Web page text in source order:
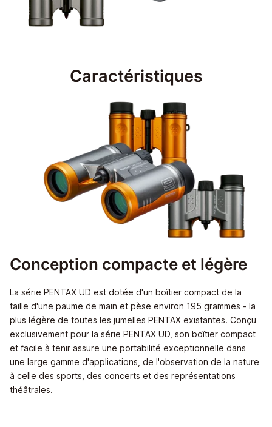
Caractéristiques
Conception compacte et légère
La série PENTAX UD est dotée d'un boîtier compact de la
taille d'une paume de main et pèse environ 195 grammes - la
plus légère de toutes les jumelles PENTAX existantes. Conçu
exclusivement pour la série PENTAX UD, son boîtier compact
et facile à tenir assure une portabilité exceptionnelle dans
une large gamme d'applications, de l'observation de la nature
à celle des sports, des concerts et des représentations
théâtrales.